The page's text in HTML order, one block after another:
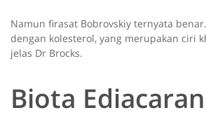
Namun firasat Bobrovskiy ternyata
dengan kolesterol, yang merupakan ciri
jelas Dr Brocks.
Biota Ediacaran